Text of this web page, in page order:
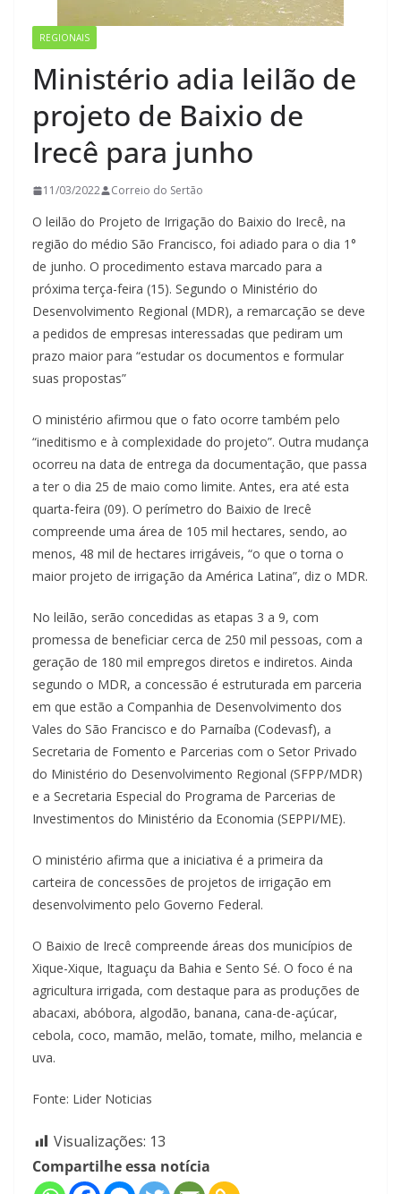
REGIONAIS
Ministério adia leilão de
projeto de Baixio de
Irecê para junho
11/03/2022 Correio do Sertão
O leilão do Projeto de Irrigação do Baixio do Irecê, na
região do médio São Francisco, foi adiado para o dia 1°
de junho. O procedimento estava marcado para a
próxima terça-feira (15). Segundo o Ministério do
Desenvolvimento Regional (MDR), a remarcação se deve
a pedidos de empresas interessadas que pediram um
prazo maior para “estudar os documentos e formular
suas propostas”
O ministério afirmou que o fato ocorre também pelo
“ineditismo e à complexidade do projeto”. Outra mudança
ocorreu na data de entrega da documentação, que passa
a ter o dia 25 de maio como limite. Antes, era até esta
quarta-feira (09). O perímetro do Baixio de Irecê
compreende uma área de 105 mil hectares, sendo, ao
menos, 48 mil de hectares irrigáveis, “o que o torna o
maior projeto de irrigação da América Latina”, diz o MDR.
No leilão, serão concedidas as etapas 3 a 9, com
promessa de beneficiar cerca de 250 mil pessoas, com a
geração de 180 mil empregos diretos e indiretos. Ainda
segundo o MDR, a concessão é estruturada em parceria
em que estão a Companhia de Desenvolvimento dos
Vales do São Francisco e do Parnaíba (Codevasf), a
Secretaria de Fomento e Parcerias com o Setor Privado
do Ministério do Desenvolvimento Regional (SFPP/MDR)
e a Secretaria Especial do Programa de Parcerias de
Investimentos do Ministério da Economia (SEPPI/ME).
O ministério afirma que a iniciativa é a primeira da
carteira de concessões de projetos de irrigação em
desenvolvimento pelo Governo Federal.
O Baixio de Irecê compreende áreas dos municípios de
Xique-Xique, Itaguaçu da Bahia e Sento Sé. O foco é na
agricultura irrigada, com destaque para as produções de
abacaxi, abóbora, algodão, banana, cana-de-açúcar,
cebola, coco, mamão, melão, tomate, milho, melancia e
uva.
Fonte: Lider Noticias
Visualizações: 13
Compartilhe essa notícia